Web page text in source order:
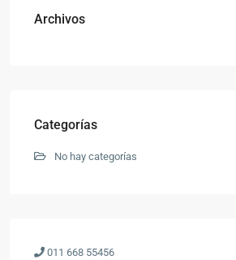
Archivos
Categorías
No hay categorías
011 668 55456